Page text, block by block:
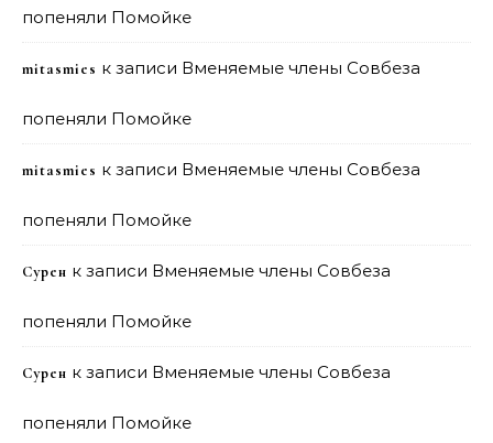
попеняли Помойке
mitasmies к записи Вменяемые члены Совбеза
попеняли Помойке
mitasmies к записи Вменяемые члены Совбеза
попеняли Помойке
Сурен к записи Вменяемые члены Совбеза
попеняли Помойке
Сурен к записи Вменяемые члены Совбеза
попеняли Помойке